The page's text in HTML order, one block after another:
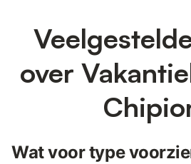
over
Wat voor type